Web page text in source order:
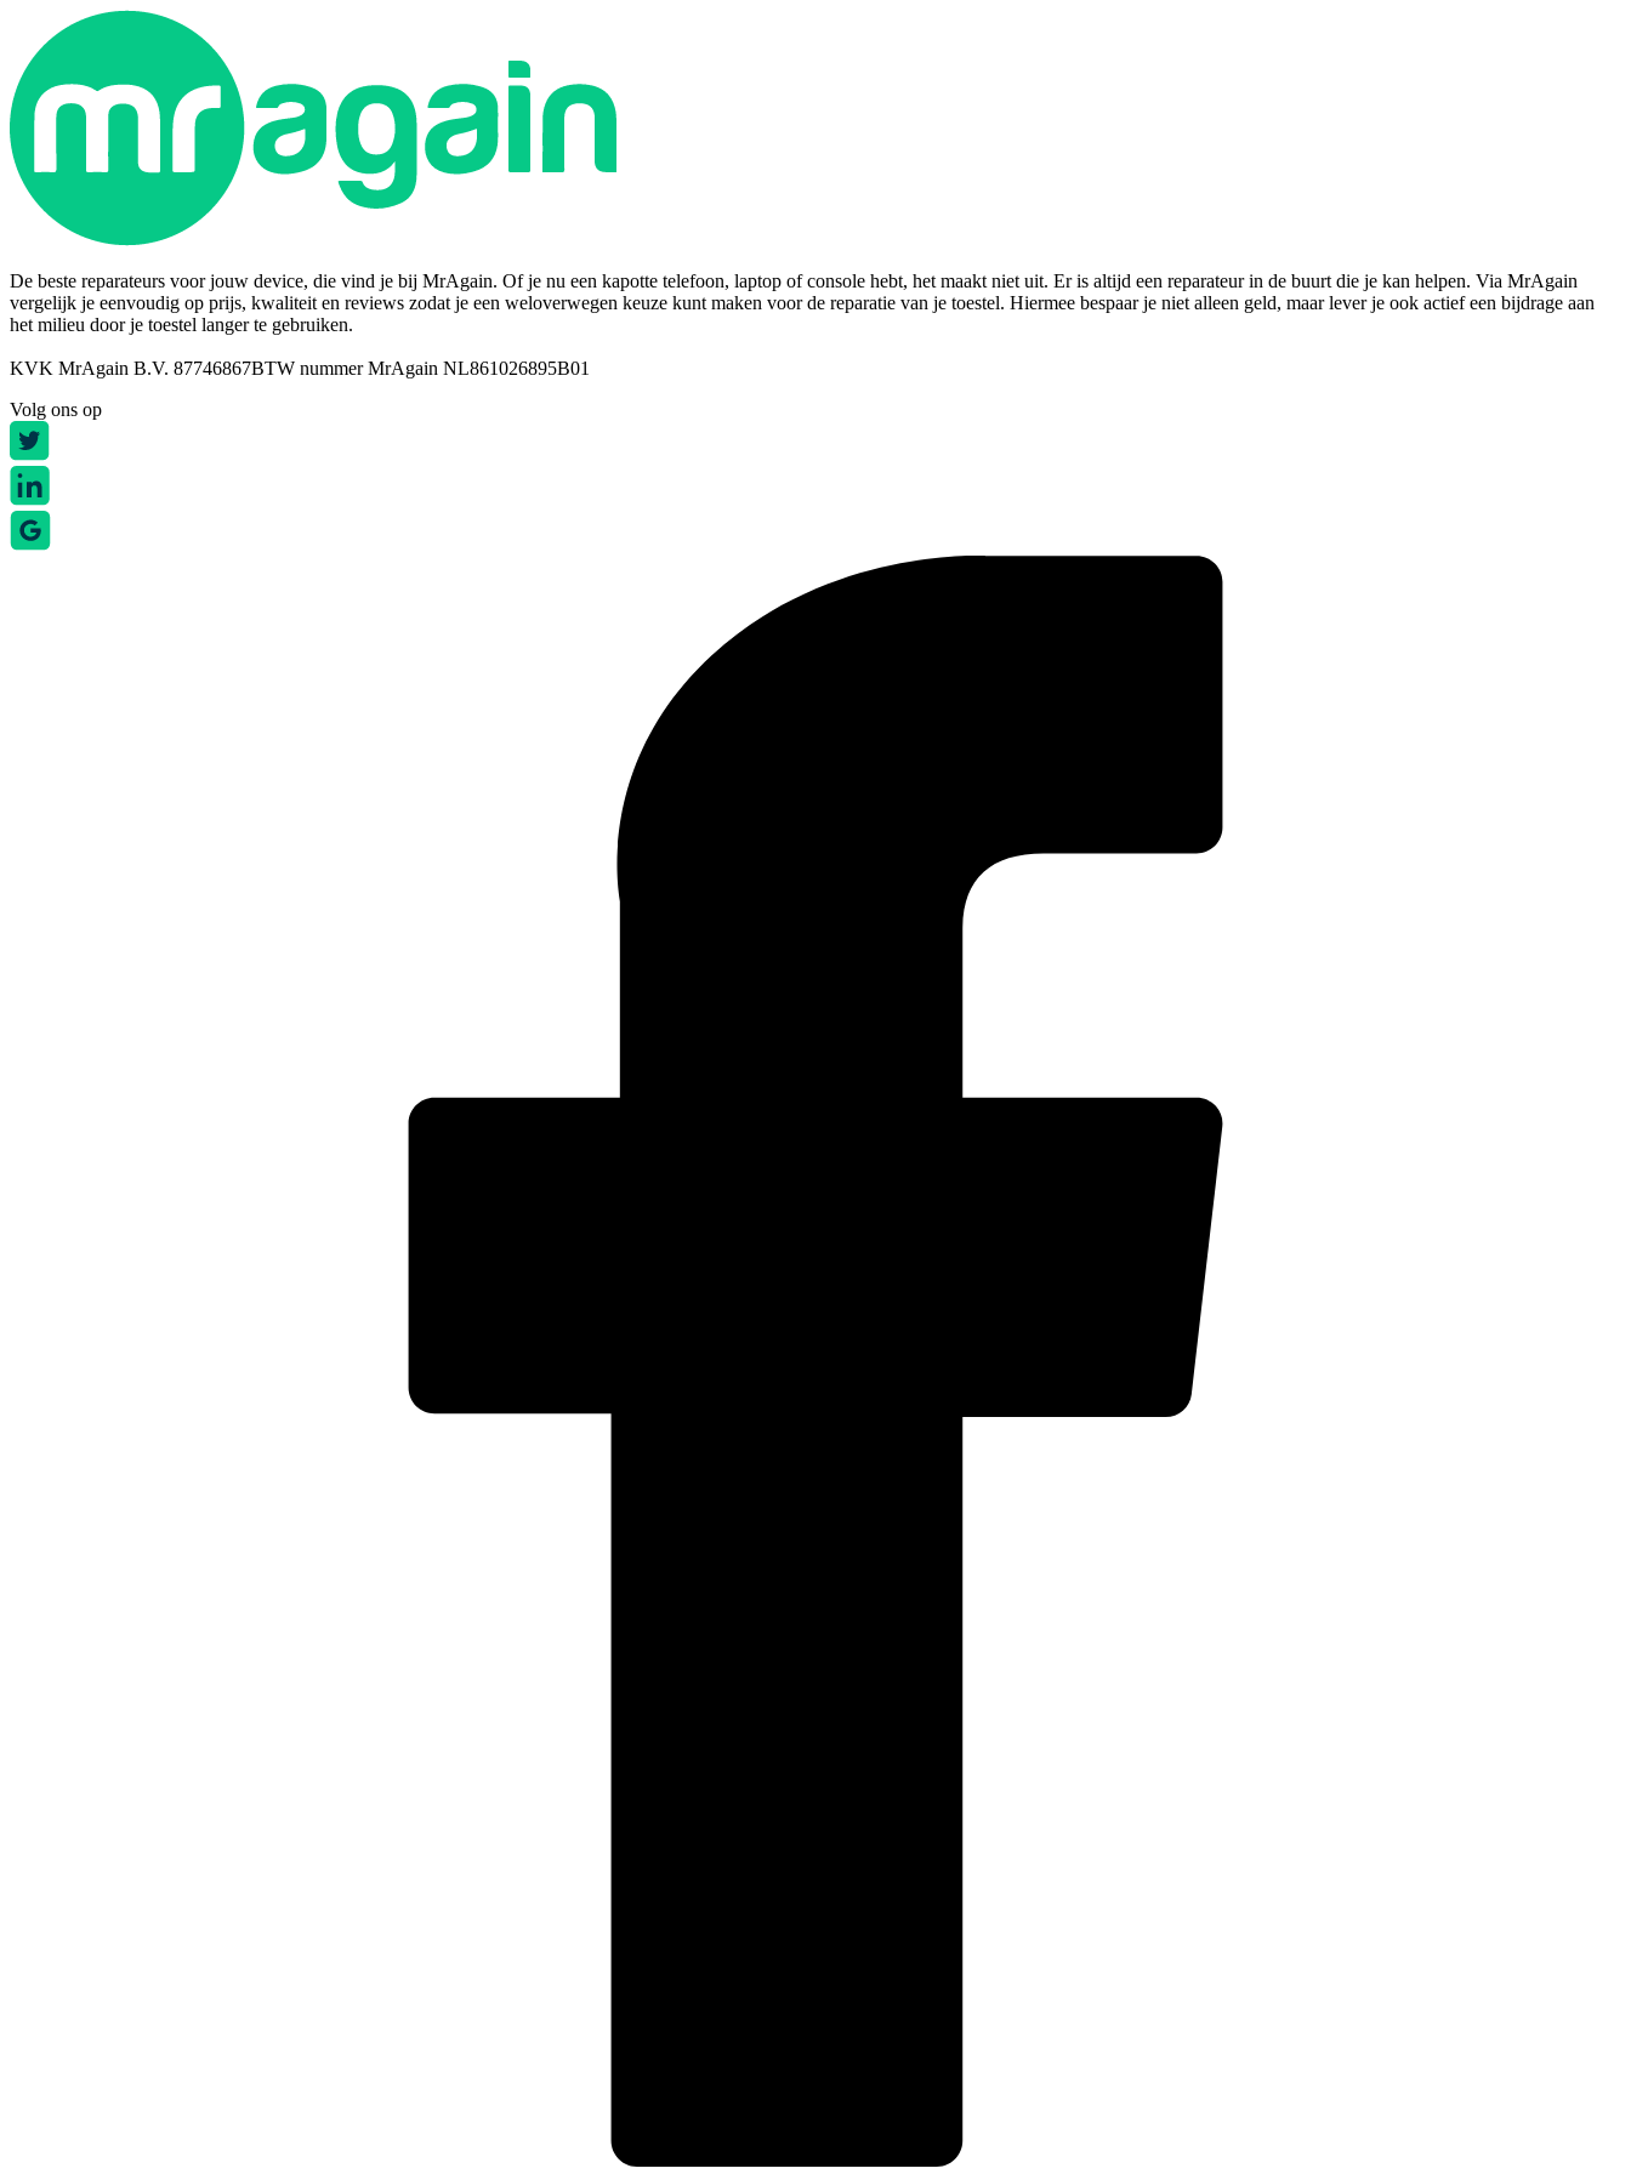
De beste reparateurs voor jouw device, die vind je bij MrAgain. Of je nu een kapotte telefoon, laptop of console hebt, het maakt niet uit. Er is altijd een reparateur in de buurt die je kan helpen. Via MrAgain
vergelijk je eenvoudig op prijs, kwaliteit en reviews zodat je een weloverwegen keuze kunt maken voor de reparatie van je toestel. Hiermee bespaar je niet alleen geld, maar lever je ook actief een bijdrage aan
het milieu door je toestel langer te gebruiken.
KVK MrAgain B.V. 87746867BTW nummer MrAgain NL861026895B01
Volg ons op